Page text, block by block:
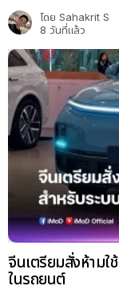
โดย Sahakrit S
8 วันที่แล้ว
จีนเตรียมสั่งห้าม
ในรถยนต์